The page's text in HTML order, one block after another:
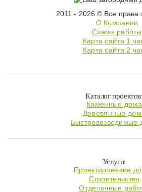
2011 - 2026 © Все
О Компании
Схема работы
Карта сайта 1
Карта сайта 2
Каталог проектов:
Каменные дома
Деревянные
Быстровозводимые
Услуги:
Проектирование
Строительство
Отделочные